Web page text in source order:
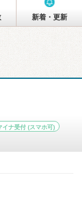
新着・更新
イナ受付 (スマホ可)